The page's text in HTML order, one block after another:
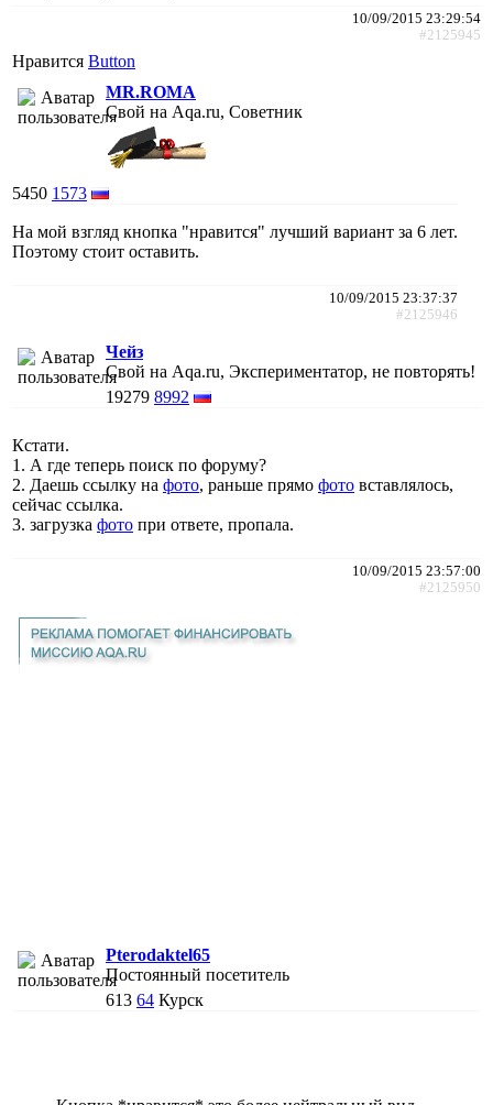
10/09/2015 23:29:54
#2125945
Нравится Button
MR.ROMA
Свой на Aqa.ru, Советник
5450 1573
На мой взгляд кнопка "нравится" лучший вариант за 6 лет.
Поэтому стоит оставить.
10/09/2015 23:37:37
#2125946
Чейз
Свой на Aqa.ru, Экспериментатор, не повторять!
19279 8992
Кстати.
1. А где теперь поиск по форуму?
2. Даешь ссылку на фото, раньше прямо фото вставлялось,
сейчас ссылка.
3. загрузка фото при ответе, пропала.
10/09/2015 23:57:00
#2125950
Pterodaktel65
Постоянный посетитель
613 64 Курск